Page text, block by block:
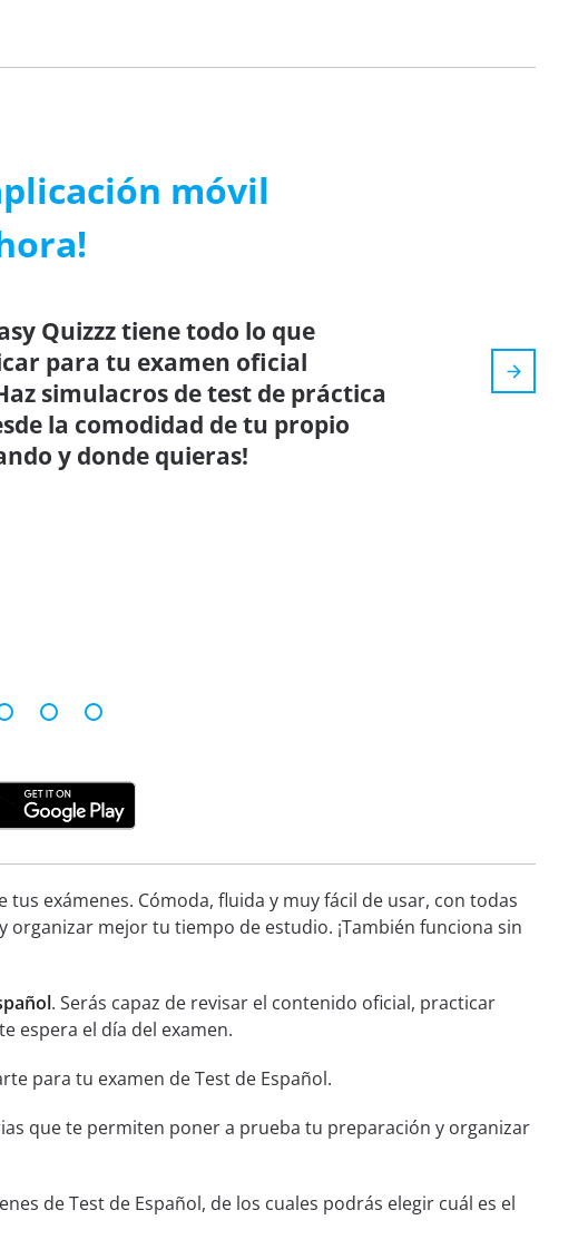
móvil
Quizzz tiene todo lo que
para tu examen oficial
simulacros de test de práctica
la comodidad de tu propio
y donde quieras!
exámenes. Cómoda, fluida y muy fácil de usar, con todas
mejor tu tiempo de estudio. ¡También funciona sin
. Serás capaz de revisar el contenido oficial, practicar
espera el día del examen.
para tu examen de Test de Español.
que te permiten poner a prueba tu preparación y organizar
de Test de Español, de los cuales podrás elegir cuál es el